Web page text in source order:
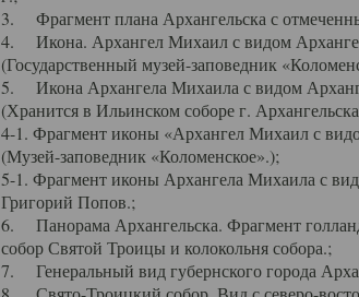
3. Фрагмент плана Архангельска с
4. Икона. Архангел Михаил с видом
(Государственный музей-заповедник
5. Икона Архангела Михаила с видом
(Хранится в Ильинском соборе г.
4-1. Фрагмент иконы «Архангел Михаил с
(Музей-заповедник «Коломенское».);
5-1. Фрагмент иконы Архангела Михаила с
Григорий Попов.;
6. Панорама Архангельска. Фрагмент
собор Святой Троицы и колокольня собора.;
7. Генеральный вид губернского города